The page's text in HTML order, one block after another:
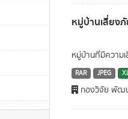
หมู่บ้านเสี่ยง
หมู่บ้านที่มีความ
RAR JPEG
กองวิจัย พัฒน